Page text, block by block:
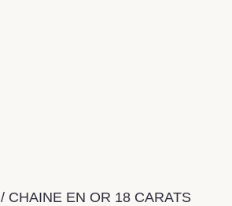
/ CHAINE EN OR 18 CARATS